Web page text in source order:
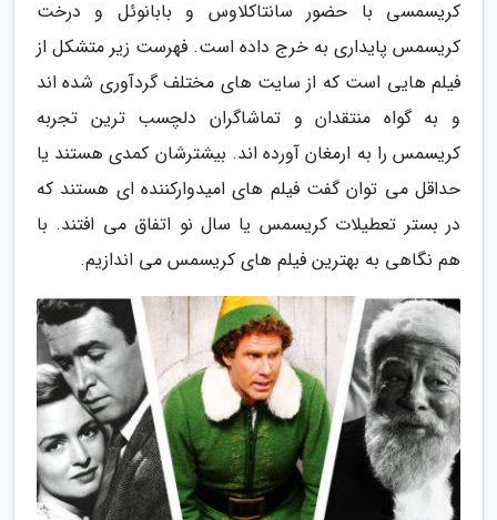
کریسمسی با حضور سانتاکلاوس و بابانوئل و درخت
کریسمس پایداری به خرج داده است. فهرست زیر متشکل از
فیلم هایی است که از سایت های مختلف گردآوری شده اند
و به گواه منتقدان و تماشاگران دلچسب ترین تجربه
کریسمس را به ارمغان آورده اند. بیشترشان کمدی هستند یا
حداقل می توان گفت فیلم های امیدوارکننده ای هستند که
در بستر تعطیلات کریسمس یا سال نو اتفاق می افتند. با
هم نگاهی به بهترین فیلم های کریسمس می اندازیم.